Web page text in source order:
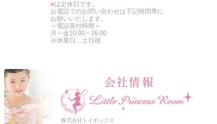
■は定休日です。
お電話でのお問い合わせは下記時間帯に
お願いいたします。
＜電話受付時間＞
月～金10:00～16:00
※休業日…土日祝
株式会社トイボックス